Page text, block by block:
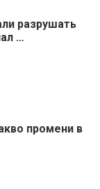
разрушать
…
промени в